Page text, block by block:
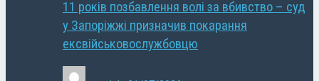
11 років позбавлення волі за вбивство – суд
у Запоріжжі призначив покарання
ексвійськовослужбовцю